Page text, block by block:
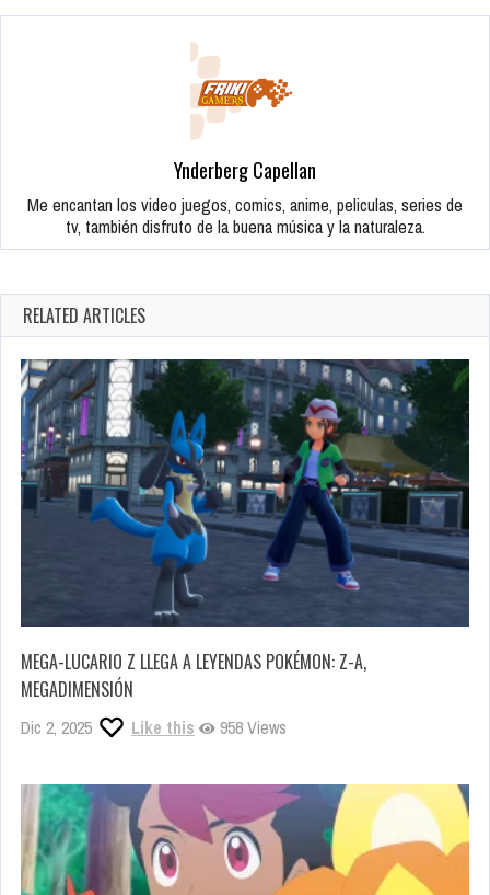
Ynderberg Capellan
Me encantan los video juegos, comics, anime, peliculas, series de
tv, también disfruto de la buena música y la naturaleza.
RELATED ARTICLES
MEGA-LUCARIO Z LLEGA A LEYENDAS POKÉMON: Z-A,
MEGADIMENSIÓN
Dic 2, 2025 Like this 958 Views